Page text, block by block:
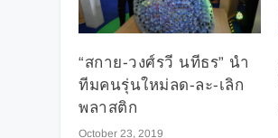
“สกาย-วงศ์รวี นทีธร” นำ
ทีมคนรุ่นใหม่ลด-ละ-เลิก
พลาสติก
October 23, 2019